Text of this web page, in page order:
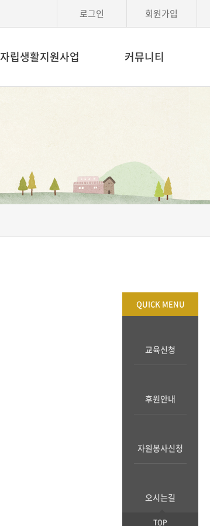
로그인 회원가입
자립생활지원사업 커뮤니티
QUICK MENU
교육신청
후원안내
자원봉사신청
오시는길
TOP